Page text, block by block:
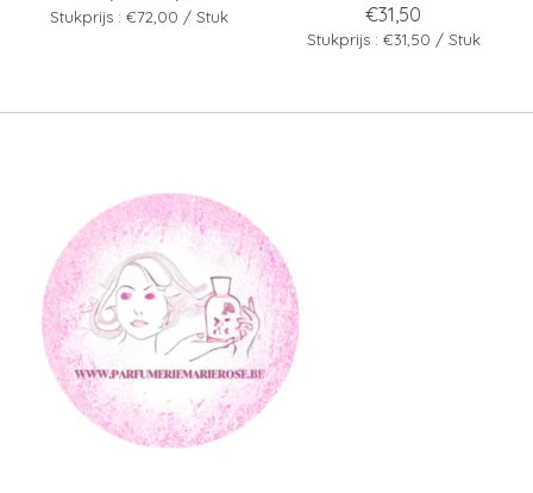
Stukprijs : €72,00 / Stuk
€31,50
Stukprijs : €31,50 / Stuk